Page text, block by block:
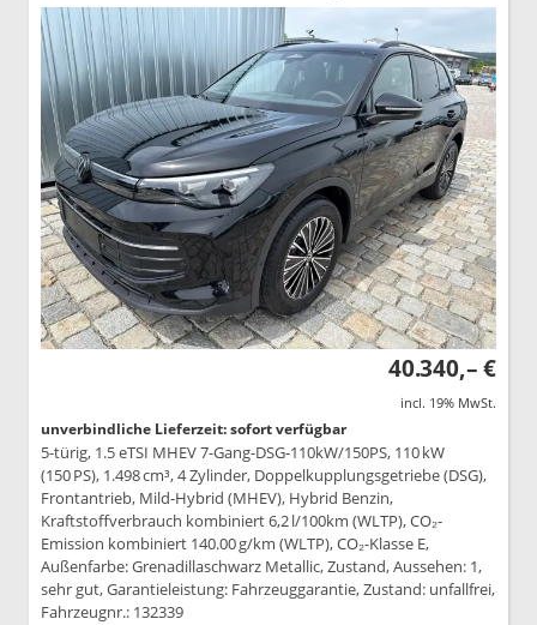
40.340,– €
incl. 19% MwSt.
unverbindliche Lieferzeit: sofort verfügbar
5-türig, 1.5 eTSI MHEV 7-Gang-DSG-110kW/150PS, 110 kW
(150 PS), 1.498 cm³, 4 Zylinder, Doppelkupplungsgetriebe (DSG),
Frontantrieb, Mild-Hybrid (MHEV), Hybrid Benzin,
Kraftstoffverbrauch kombiniert 6,2 l/100km (WLTP), CO₂-
Emission kombiniert 140.00 g/km (WLTP), CO₂-Klasse E,
Außenfarbe: Grenadillaschwarz Metallic, Zustand, Aussehen: 1,
sehr gut, Garantieleistung: Fahrzeuggarantie, Zustand: unfallfrei,
Fahrzeugnr.: 132339